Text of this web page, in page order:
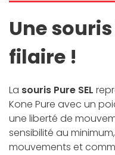
Une
filaire !
La souris Pure SEL
Kone Pure avec un
une liberté de
sensibilité au
mouvements et